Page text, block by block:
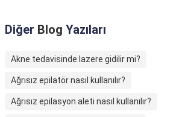
Diğer Blog Yazıları
Akne tedavisinde lazere gidilir mi?
Ağrısız epilatör nasıl kullanılır?
Ağrısız epilasyon aleti nasıl kullanılır?